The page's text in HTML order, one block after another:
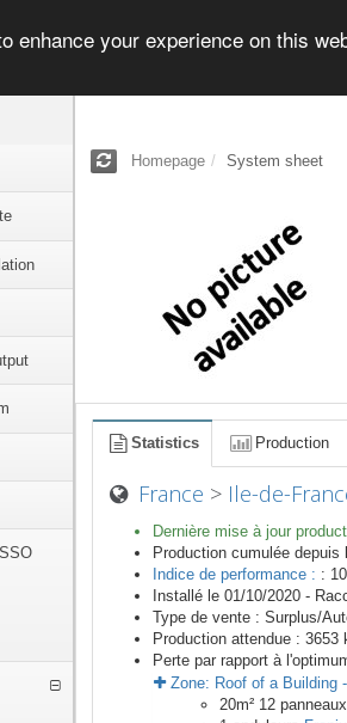
enhance your experience on this
Homepage System sheet
Statistics Production
France > Ile-de-
Dernière mise à jour
Production cumulée
Indice de performance : :
Installé le 01/10/2020 -
Type de vente : Surplus/
Production attendue : 3653
Perte par rapport à
Zone: Roof of a Building
20m² 12